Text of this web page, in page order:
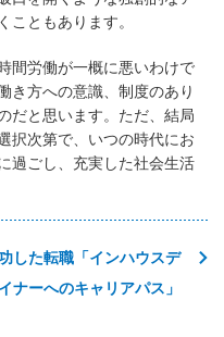
こともあります。
間労働が一概に悪いわけで
き方への意識、制度のあり
だと思います。ただ、結局
択次第で、いつの時代にお
過ごし、充実した社会生活
した転職「インハウスデ
ナーへのキャリアパス」